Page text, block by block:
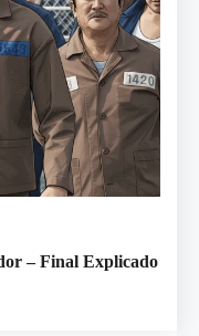
– Final Explicado